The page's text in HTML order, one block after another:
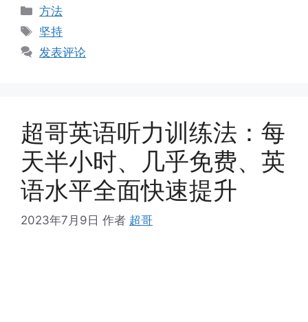
分
类
方法
标
签
坚持
发表评论
超哥英语听力训练法：每
天半小时、几乎免费、英
语水平全面快速提升
2023年7月9日 作者 超哥